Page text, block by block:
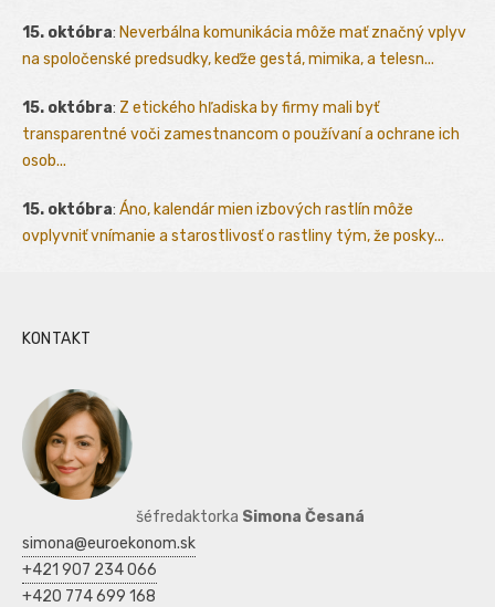
15. októbra: Neverbálna komunikácia môže mať značný vplyv
na spoločenské predsudky, keďže gestá, mimika, a telesn...
15. októbra: Z etického hľadiska by firmy mali byť
transparentné voči zamestnancom o používaní a ochrane ich
osob...
15. októbra: Áno, kalendár mien izbových rastlín môže
ovplyvniť vnímanie a starostlivosť o rastliny tým, že posky...
KONTAKT
šéfredaktorka Simona Česaná
simona@euroekonom.sk
+421 907 234 066
+420 774 699 168